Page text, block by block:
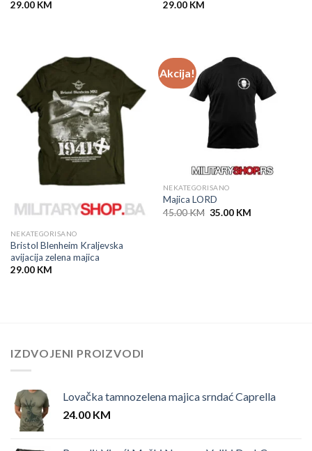
29.00 KM
29.00 KM
NEKATEGORISANO
Bristol Blenheim Kraljevska
avijacija zelena majica
29.00 KM
Akcija!
NEKATEGORISANO
Majica LORD
45.00KM Original
35.00 KMCurrent
IZDVOJENI PROIZVODI
Lovačka tamnozelena majica srndać Caprella
24.00 KM